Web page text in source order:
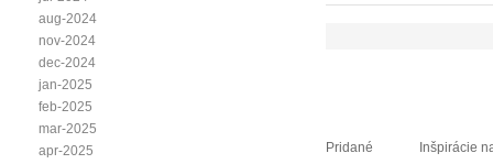
aug-2024
nov-2024
dec-2024
jan-2025
feb-2025
mar-2025
apr-2025
Pridané Inšpirácie